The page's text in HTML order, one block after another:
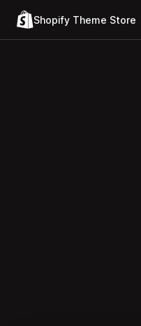
Shopify Theme Store